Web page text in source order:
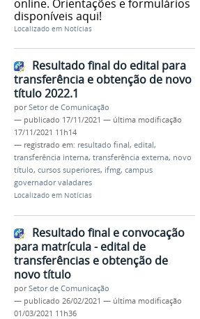
online. Orientações e formulários
disponíveis aqui!
Localizado em Notícias
Resultado final do edital para
transferência e obtenção de novo
título 2022.1
porSetor de Comunicação
— publicado 17/11/2021 — última modificação
17/11/2021 11h14
— registrado em: resultado final, edital,
transferência interna, transferência externa, novo
título, cursos superiores, ifmg, campus
governador valadares
Localizado em Notícias
Resultado final e convocação
para matrícula - edital de
transferências e obtenção de
novo título
porSetor de Comunicação
— publicado 26/02/2021 — última modificação
01/03/2021 11h36